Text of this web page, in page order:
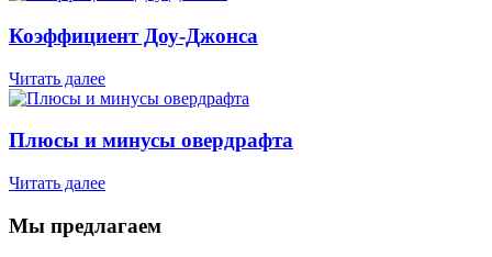
Коэффициент Доу-Джонса
Читать далее
Плюсы и минусы овердрафта
Читать далее
Мы предлагаем